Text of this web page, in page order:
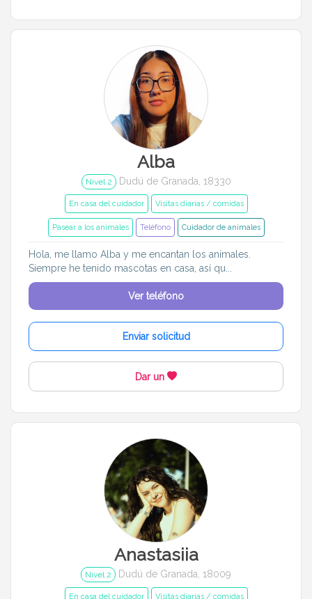
Alba
Nivel 2 Dudú de Granada, 18330
En casa del cuidador Visitas diarias / comidas
Pasear a los animales Teléfono Cuidador de animales
Hola, me llamo Alba y me encantan los animales.
Siempre he tenido mascotas en casa, así qu...
Ver teléfono
Enviar solicitud
Dar un
Anastasiia
Nivel 2 Dudú de Granada, 18009
En casa del cuidador Visitas diarias / comidas